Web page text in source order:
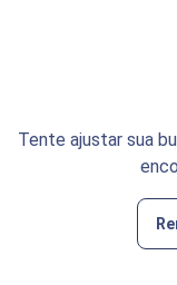
Tente ajustar sua